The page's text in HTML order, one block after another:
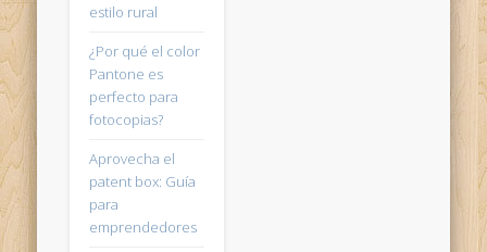
estilo rural
¿Por qué el color
Pantone es
perfecto para
fotocopias?
Aprovecha el
patent box: Guía
para
emprendedores